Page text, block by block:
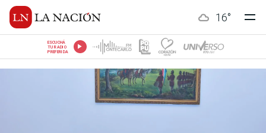
16°
ESCUCHÁ
TU RADIO
PREFERIDA